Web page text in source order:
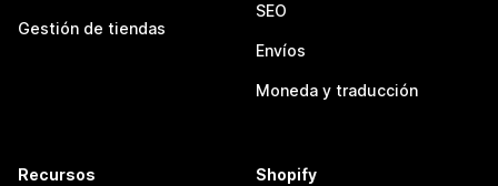
Gestión de tiendas
SEO
Envíos
Moneda y traducción
Recursos Shopify